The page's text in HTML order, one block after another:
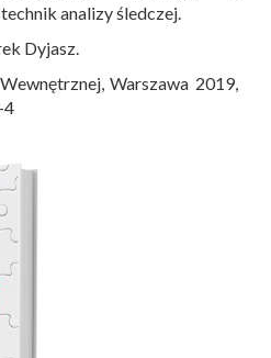
analizy śledczej.
Dyjasz.
Warszawa 2019,
4